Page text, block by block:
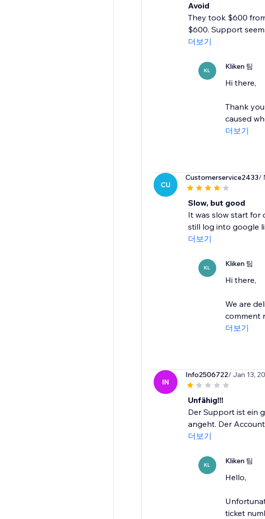
Avoid
They took $600
$600. Support
더보기
KL Kliken 팀
Hi there,
Thank
caused
더보기
CU
Customerservice2433/
Slow, but good
It was slow start for
still log into google
더보기
KL Kliken 팀
Hi there,
We are
comment
더보기
IN
Info2506722/ Jan 13,
Unfähig!!!
Der Support ist ein
angeht. Der
더보기
KL Kliken 팀
Hello,
ticket